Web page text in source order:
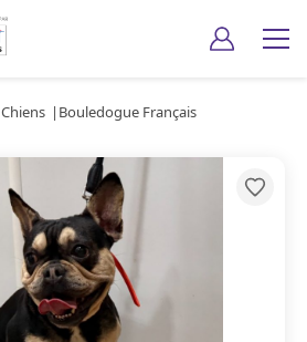
Chiens Bouledogue Français